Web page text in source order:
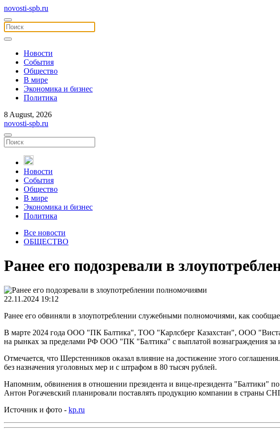
novosti-spb.ru
Новости
События
Общество
В мире
Экономика и бизнес
Политика
8 August, 2026
novosti-spb.ru
Новости
События
Общество
В мире
Экономика и бизнес
Политика
Все новости
ОБЩЕСТВО
Ранее его подозревали в
22.11.2024 19:12
Ранее его обвиняли в злоупотреблении служебными полномочиями, как
В марте 2024 года ООО "ПК Балтика", ТОО "Карлсберг Казахстан", ООО
на рынках за пределами РФ ООО "ПК "Балтика" с выплатой вознаграждения за
Отмечается, что Шерстенников оказал влияние на достижение этого
без назначения уголовных мер и с штрафом в 80 тысяч рублей.
Напомним, обвинения в отношении президента и вице-президента "Балтики"
Антон Рогачевский планировали поставлять продукцию компании в страны
Источник и фото - kp.ru